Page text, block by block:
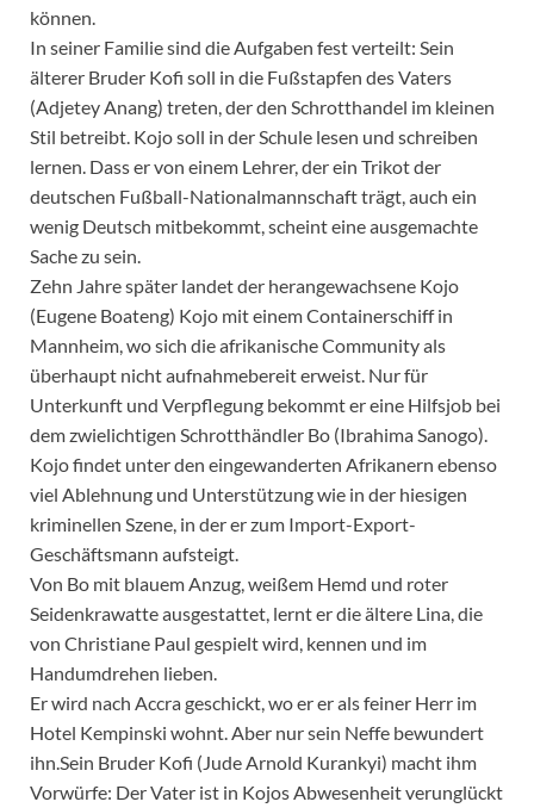
können.
In seiner Familie sind die Aufgaben fest verteilt: Sein
älterer Bruder Kofi soll in die Fußstapfen des Vaters
(Adjetey Anang) treten, der den Schrotthandel im kleinen
Stil betreibt. Kojo soll in der Schule lesen und schreiben
lernen. Dass er von einem Lehrer, der ein Trikot der
deutschen Fußball-Nationalmannschaft trägt, auch ein
wenig Deutsch mitbekommt, scheint eine ausgemachte
Sache zu sein.
Zehn Jahre später landet der herangewachsene Kojo
(Eugene Boateng) Kojo mit einem Containerschiff in
Mannheim, wo sich die afrikanische Community als
überhaupt nicht aufnahmebereit erweist. Nur für
Unterkunft und Verpflegung bekommt er eine Hilfsjob bei
dem zwielichtigen Schrotthändler Bo (Ibrahima Sanogo).
Kojo findet unter den eingewanderten Afrikanern ebenso
viel Ablehnung und Unterstützung wie in der hiesigen
kriminellen Szene, in der er zum Import-Export-
Geschäftsmann aufsteigt.
Von Bo mit blauem Anzug, weißem Hemd und roter
Seidenkrawatte ausgestattet, lernt er die ältere Lina, die
von Christiane Paul gespielt wird, kennen und im
Handumdrehen lieben.
Er wird nach Accra geschickt, wo er er als feiner Herr im
Hotel Kempinski wohnt. Aber nur sein Neffe bewundert
ihn.Sein Bruder Kofi (Jude Arnold Kurankyi) macht ihm
Vorwürfe: Der Vater ist in Kojos Abwesenheit verunglückt